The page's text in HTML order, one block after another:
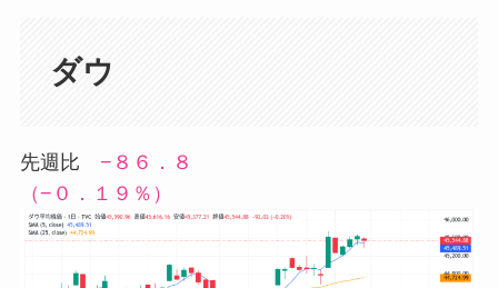
ダウ
先週比 −８６．８
（−０．１９％）